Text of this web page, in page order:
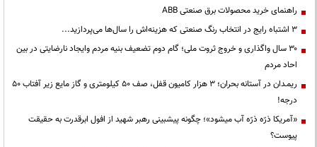
راهنمای خرید محصولات برق صنعتی ABB
3 اشتباه رایج در انتخاب رنگ صنعتی که هزینه‌اش را سال‌ها می‌پردازید...
۳۰ سال واگذاری و خروج ثروت ملی؛ گام دوم تضعیف بنیه مردم وایجاد نارضایتی در بین
احاد مردم
ریمـدان در آستانه بحران؛ ۳ هزار کامیون قفل، صف ۵۰ کیلومتری و گاز مایع زیر آفتاب ۵۰
درجه!
«آمریکا ذرّه ذرّه آب میشود»؛ چگونه پیشبینی رهبر شهید از افول ابرقدرت به حقیقت
پیوست؟